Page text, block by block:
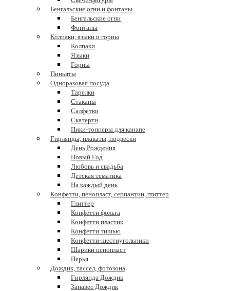
Бенгальские огни и фонтаны
Бенгальские огни
Фонтаны
Колпаки, языки и горны
Колпаки
Языки
Горны
Пиньяты
Одноразовая посуда
Тарелки
Стаканы
Салфетки
Скатерти
Пики-топперы для канапе
Гирлянды, плакаты, подвески
День Рождения
Новый Год
Любовь и свадьба
Детская тематика
На каждый день
Конфетти, пенопласт, серпантин, глиттер
Глиттер
Конфетти фольга
Конфетти пластик
Конфетти тишью
Конфетти-шестиугольники
Шарики пенопласт
Перья
Дождик, тассел, фотозона
Гирлянда Дождик
Занавес Дождик